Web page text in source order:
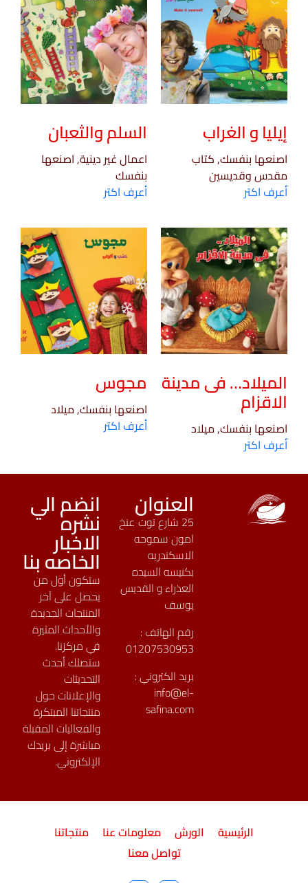
إيليا و الغراب
اصنعها بنفسك, كتاب
مقدس وقديسين
أعرف اكتر
السلم والثعبان
اعمال غير دينية, اصنعها
بنفسك
أعرف اكتر
الميلاد… فى مدينة
الاقزام
اصنعها بنفسك, ميلاد
أعرف اكتر
مجوس
اصنعها بنفسك, ميلاد
أعرف اكتر
العنوان
25 شارع توت عنخ
امون سموحه
الاسكندريه
بكنيسه السيده
العذراء و القديس
يوسف
رقم الهاتف :
01207530953
بريد الكتروني :
info@el-
safina.com
انضم الي
نشره
الاخبار
الخاصه بنا
ستكون أول من
يحصل على آخر
المنتجات الجديدة
والأحداث المثيرة
في مركزنا.
ستصلك أحدث
التحديثات
والإعلانات حول
منتجاتنا المبتكرة
والفعاليات المقبلة
مباشرة إلى بريدك
الإلكتروني.
الرئيسية الورش معلومات عنا
منتجاتنا
تواصل معنا